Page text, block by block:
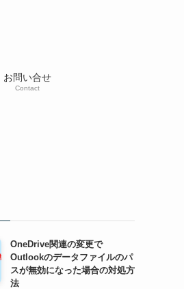
お問い合せ
Contact
OneDrive関連の変更で
Outlookのデータファイルのパ
スが無効になった場合の対処方
法